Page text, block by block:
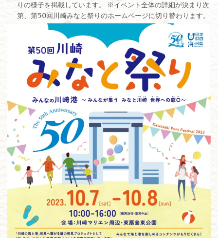
りの様子を掲載しています。 ※イベント全体の詳細が決まり次
第、第50回川崎みなと祭りのホームページに切り替わります。